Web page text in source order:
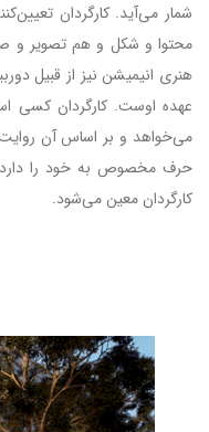
شمار می‌آید. کارگردان
محتوا و شکل و هم تصویر و
هنری انیمیشن نیز از قبیل
عهده اوست. کارگردان کسی
می‌خواهد و بر اساس آن
حرف مخصوص به خود را دارد
کارگردان معین می‌شود.